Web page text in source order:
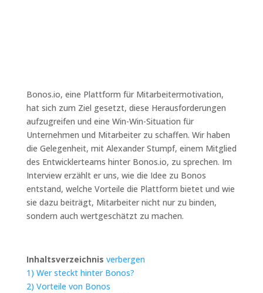
Bonos.io, eine Plattform für Mitarbeitermotivation,
hat sich zum Ziel gesetzt, diese Herausforderungen
aufzugreifen und eine Win-Win-Situation für
Unternehmen und Mitarbeiter zu schaffen. Wir haben
die Gelegenheit, mit Alexander Stumpf, einem Mitglied
des Entwicklerteams hinter Bonos.io, zu sprechen. Im
Interview erzählt er uns, wie die Idee zu Bonos
entstand, welche Vorteile die Plattform bietet und wie
sie dazu beiträgt, Mitarbeiter nicht nur zu binden,
sondern auch wertgeschätzt zu machen.
Inhaltsverzeichnis verbergen
1) Wer steckt hinter Bonos?
2) Vorteile von Bonos